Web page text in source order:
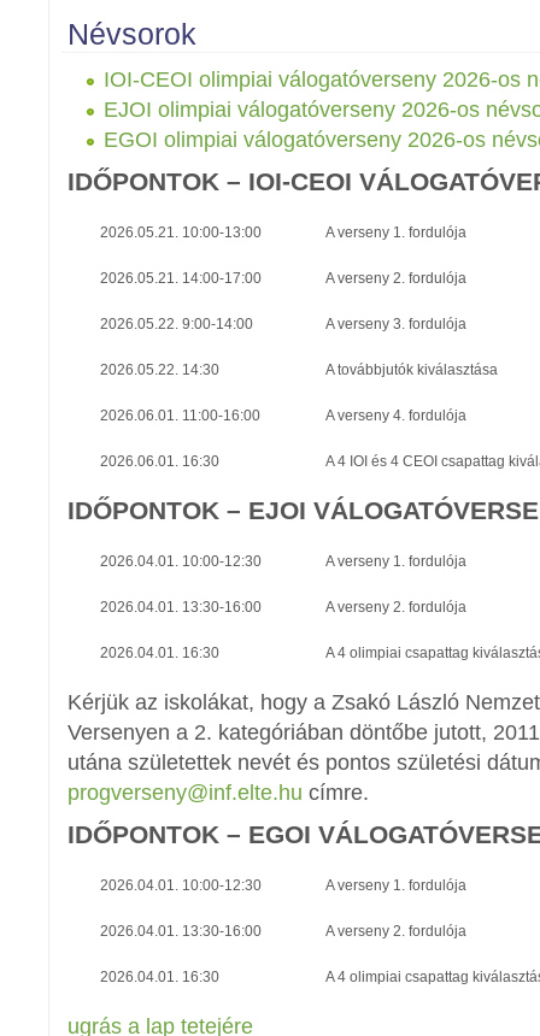
Névsorok
IOI-CEOI olimpiai válogatóverseny 2026-os
EJOI olimpiai válogatóverseny 2026-os
EGOI olimpiai válogatóverseny 2026-os
IDŐPONTOK – IOI-CEOI
2026.05.21. 10:00-13:00 A verseny 1. fordulója
2026.05.21. 14:00-17:00 A verseny 2. fordulója
2026.05.22. 9:00-14:00 A verseny 3. fordulója
2026.05.22. 14:30 A továbbjutók kiválasztása
2026.06.01. 11:00-16:00 A verseny 4. fordulója
2026.06.01. 16:30 A 4 IOI és 4 CEOI csapattag
IDŐPONTOK – EJOI
2026.04.01. 10:00-12:30 A verseny 1. fordulója
2026.04.01. 13:30-16:00 A verseny 2. fordulója
2026.04.01. 16:30 A 4 olimpiai csapattag
Kérjük az iskolákat, hogy a Zsakó László
Versenyen a 2. kategóriában döntőbe jutott,
utána születettek nevét és pontos születési
progverseny@inf.elte.hu címre.
IDŐPONTOK – EGOI
2026.04.01. 10:00-12:30 A verseny 1. fordulója
2026.04.01. 13:30-16:00 A verseny 2. fordulója
2026.04.01. 16:30 A 4 olimpiai csapattag
ugrás a lap tetejére